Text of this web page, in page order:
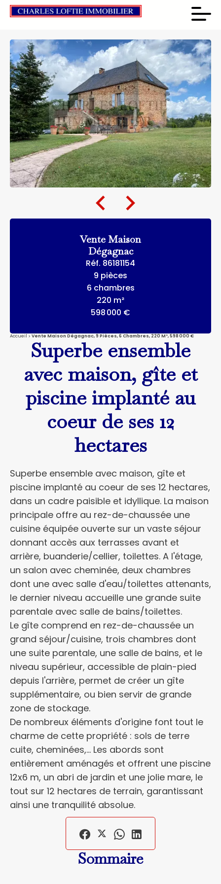
Vente Maison
Dégagnac
Réf. 86181154
9 pièces
6 chambres
220 m²
598 000 €
Accueil Vente Maison Dégagnac, 9 Pièces, 6 Chambres, 220 M², 598 000 €
Superbe ensemble
avec maison, gîte et
piscine implanté au
coeur de ses 12
hectares
Superbe ensemble avec maison, gîte et
piscine implanté au coeur de ses 12 hectares,
dans un cadre paisible et idyllique. La maison
principale offre au rez-de-chaussée une
cuisine équipée ouverte sur un vaste séjour
donnant accès aux terrasses avant et
arrière, buanderie/cellier, toilettes. A l'étage,
un salon avec cheminée, deux chambres
dont une avec salle d'eau/toilettes attenants,
le dernier niveau accueille une grande suite
parentale avec salle de bains/toilettes.
Le gîte comprend en rez-de-chaussée un
grand séjour/cuisine, trois chambres dont
une suite parentale, une salle de bains, et le
niveau supérieur, accessible de plain-pied
depuis l'arrière, permet de créer un gîte
supplémentaire, ou bien servir de grande
zone de stockage.
De nombreux éléments d'origine font tout le
charme de cette propriété : sols de terre
cuite, cheminées,... Les abords sont
entièrement aménagés et offrent une piscine
12x6 m, un abri de jardin et une jolie mare, le
tout sur 12 hectares de terrain, garantissant
ainsi une tranquilité absolue.
Sommaire